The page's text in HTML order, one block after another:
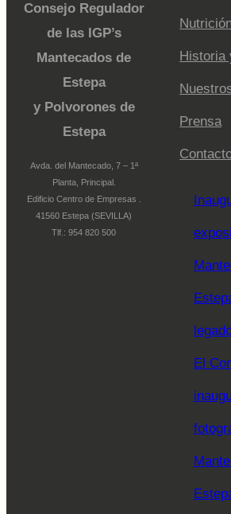
Consejo Regulador
de las IGP’s
Mantecados de
Estepa
y Polvorones de
Estepa
Avda. del Mantecado, 7 – 1ª
Planta, Principal.
Edificio Centro de Empresas .
41560 Estepa (SEVILLA)
Tlf.: 954 820 500
Historia
Prensa
El